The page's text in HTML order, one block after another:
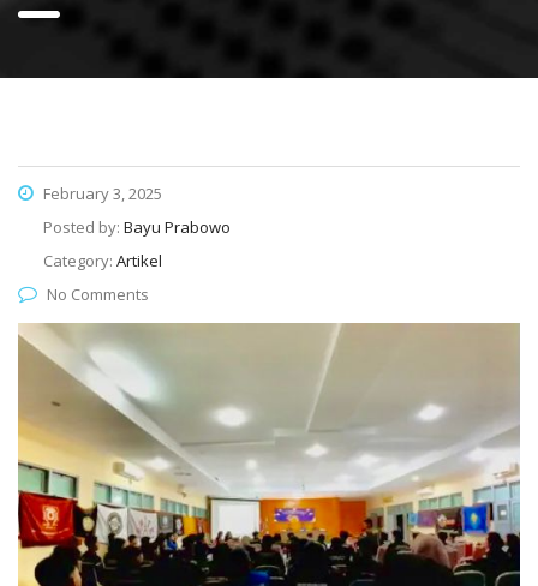
February 3, 2025
Posted by: Bayu Prabowo
Category: Artikel
No Comments